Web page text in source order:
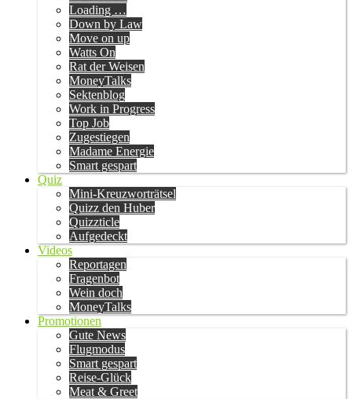
Loading …
Down by Law
Move on up
Watts On
Rat der Weisen
MoneyTalks
Sektenblog
Work in Progress
Top Job
Zugestiegen
Madame Energie
Smart gespart
Quiz
Mini-Kreuzworträtsel
Quizz den Huber
Quizzticle
Aufgedeckt
Videos
Reportagen
Fragenbot
Wein doch
MoneyTalks
Promotionen
Gute News
Flugmodus
Smart gespart
Reise-Glück
Meat & Greet